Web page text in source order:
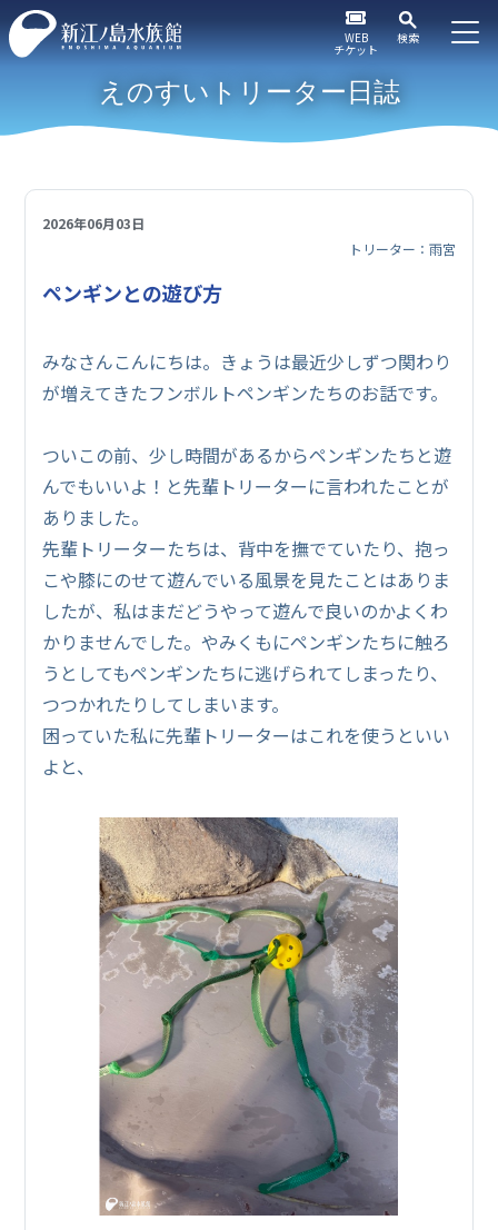
WEB
チケット
検索
えのすいトリーター日誌
2026年06月03日
トリーター：雨宮
ペンギンとの遊び方
みなさんこんにちは。きょうは最近少しずつ関わり
が増えてきたフンボルトペンギンたちのお話です。
ついこの前、少し時間があるからペンギンたちと遊
んでもいいよ！と先輩トリーターに言われたことが
ありました。
先輩トリーターたちは、背中を撫でていたり、抱っ
こや膝にのせて遊んでいる風景を見たことはありま
したが、私はまだどうやって遊んで良いのかよくわ
かりませんでした。やみくもにペンギンたちに触ろ
うとしてもペンギンたちに逃げられてしまったり、
つつかれたりしてしまいます。
困っていた私に先輩トリーターはこれを使うといい
よと、